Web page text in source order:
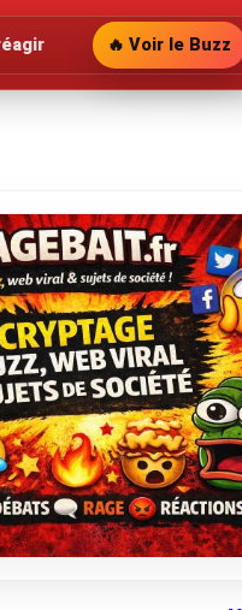
🔥 Voir le Buzz